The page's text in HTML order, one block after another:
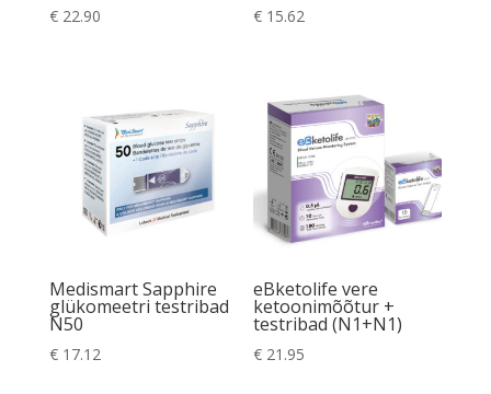
€22.90 € 15.62
Medismart Sapphire
glükomeetri testribad
N50
€17.12
eBketolife vere
ketoonimõõtur +
testribad (N1+N1)
€ 21.95